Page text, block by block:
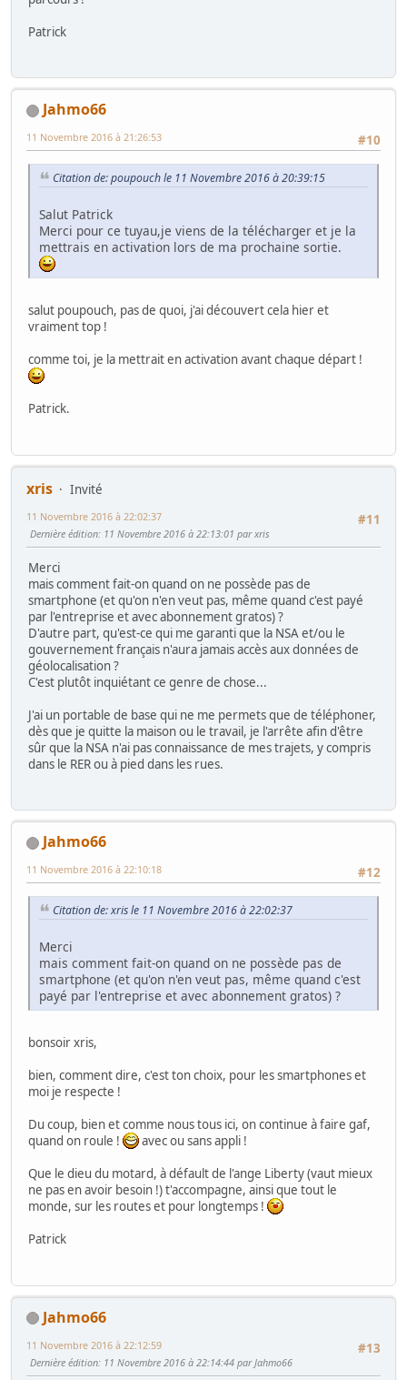
Patrick
Jahmo66
#10
11 Novembre 2016 à 21:26:53
Citation de: poupouch le 11 Novembre 2016 à 20:39:15
Salut Patrick
Merci pour ce tuyau,je viens de la télécharger et je la
mettrais en activation lors de ma prochaine sortie.
salut poupouch, pas de quoi, j'ai découvert cela hier et
vraiment top !
comme toi, je la mettrait en activation avant chaque départ !
Patrick.
xris
Invité
#11
11 Novembre 2016 à 22:02:37
Dernière édition: 11 Novembre 2016 à 22:13:01 par xris
Merci
mais comment fait-on quand on ne possède pas de
smartphone (et qu'on n'en veut pas, même quand c'est payé
par l'entreprise et avec abonnement gratos) ?
D'autre part, qu'est-ce qui me garanti que la NSA et/ou le
gouvernement français n'aura jamais accès aux données de
géolocalisation ?
C'est plutôt inquiétant ce genre de chose...
J'ai un portable de base qui ne me permets que de téléphoner,
dès que je quitte la maison ou le travail, je l'arrête afin d'être
sûr que la NSA n'ai pas connaissance de mes trajets, y compris
dans le RER ou à pied dans les rues.
Jahmo66
#12
11 Novembre 2016 à 22:10:18
Citation de: xris le 11 Novembre 2016 à 22:02:37
Merci
mais comment fait-on quand on ne possède pas de
smartphone (et qu'on n'en veut pas, même quand c'est
payé par l'entreprise et avec abonnement gratos) ?
bonsoir xris,
bien, comment dire, c'est ton choix, pour les smartphones et
moi je respecte !
Du coup, bien et comme nous tous ici, on continue à faire gaf,
quand on roule !
avec ou sans appli !
Que le dieu du motard, à défault de l'ange Liberty (vaut mieux
ne pas en avoir besoin !) t'accompagne, ainsi que tout le
monde, sur les routes et pour longtemps !
Patrick
Jahmo66
#13
11 Novembre 2016 à 22:12:59
Dernière édition: 11 Novembre 2016 à 22:14:44 par Jahmo66